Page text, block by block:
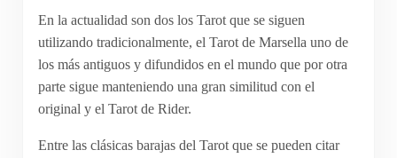
En la actualidad son dos los Tarot que se siguen
utilizando tradicionalmente, el Tarot de Marsella uno de
los más antiguos y difundidos en el mundo que por otra
parte sigue manteniendo una gran similitud con el
original y el Tarot de Rider.
Entre las clásicas barajas del Tarot que se pueden citar